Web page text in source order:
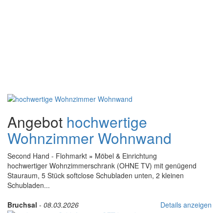
Angebot hochwertige
Wohnzimmer Wohnwand
Second Hand - Flohmarkt » Möbel & Einrichtung
hochwertiger Wohnzimmerschrank (OHNE TV) mit genügend
Stauraum, 5 Stück softclose Schubladen unten, 2 kleinen
Schubladen...
Bruchsal - 08.03.2026 Details anzeigen